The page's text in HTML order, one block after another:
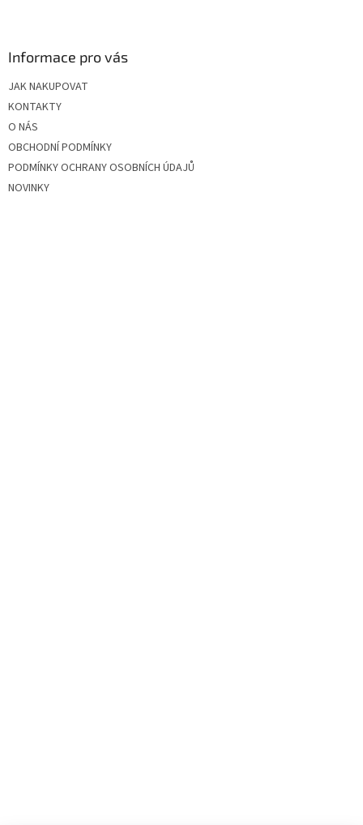
Informace pro vás
JAK NAKUPOVAT
KONTAKTY
O NÁS
OBCHODNÍ PODMÍNKY
PODMÍNKY OCHRANY OSOBNÍCH ÚDAJŮ
NOVINKY